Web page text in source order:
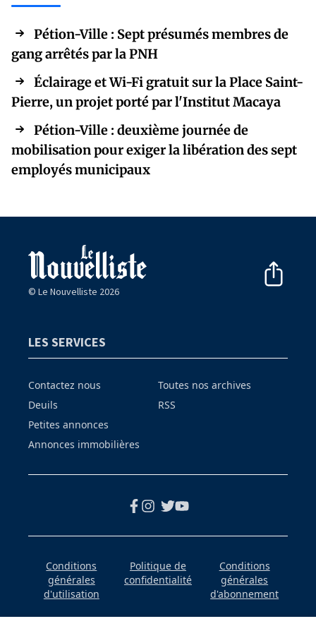
Pétion-Ville : Sept présumés membres de
gang arrêtés par la PNH
Éclairage et Wi-Fi gratuit sur la Place Saint-
Pierre, un projet porté par l'Institut Macaya
Pétion-Ville : deuxième journée de
mobilisation pour exiger la libération des sept
employés municipaux
© Le Nouvelliste 2026
LES SERVICES
Contactez nous
Deuils
Petites annonces
Annonces immobilières
Toutes nos archives
RSS
Conditions
générales
d'utilisation
Politique de
confidentialité
Conditions
générales
d'abonnement